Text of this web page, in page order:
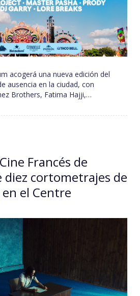
acogerá una nueva edición del
ausencia en la ciudad, con
Brothers, Fatima Hajji,…
Francés de
diez cortometrajes de
el Centre